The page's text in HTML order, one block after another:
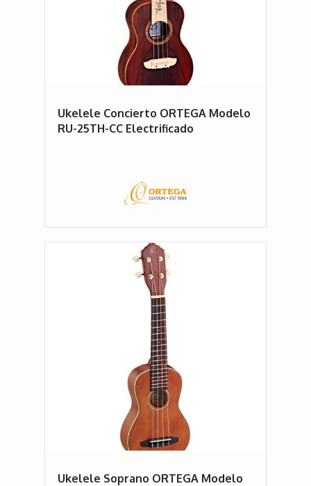
Ukelele Concierto ORTEGA Modelo
RU-25TH-CC Electrificado
Ukelele Soprano ORTEGA Modelo